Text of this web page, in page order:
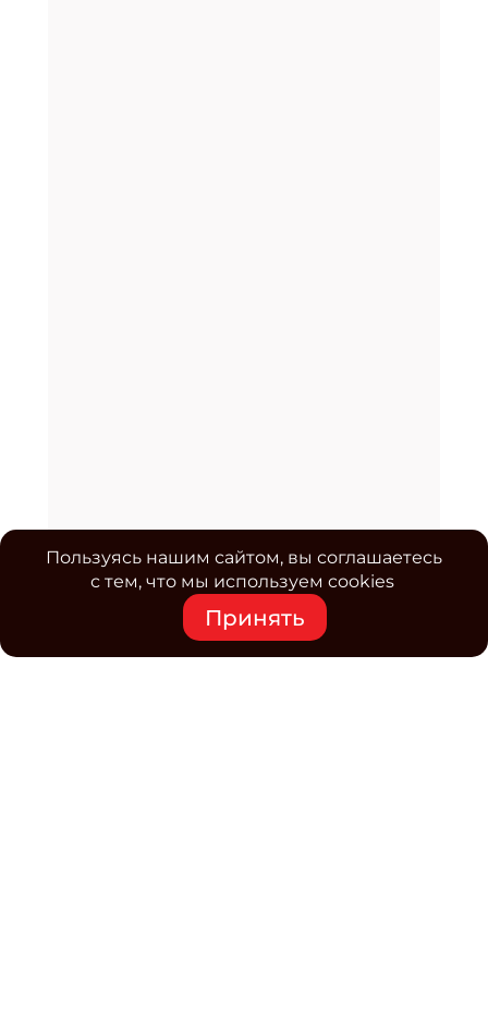
Пользуясь нашим сайтом, вы соглашаетесь
с тем, что мы используем cookies
Принять